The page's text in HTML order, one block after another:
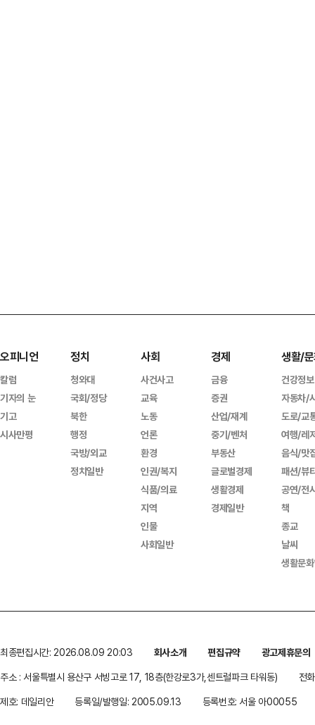
오피니언
칼럼
기자의 눈
기고
시사만평
정치
청와대
국회/정당
북한
행정
국방/외교
정치일반
사회
사건사고
교육
노동
언론
환경
인권/복지
식품/의료
지역
인물
사회일반
경제
금융
증권
산업/재계
중기/벤처
부동산
글로벌경제
생활경제
경제일반
생활/
건강정보
자동차/
도로/교
여행/레
음식/맛
패션/뷰
공연/전
책
종교
날씨
생활문
최종편집시간: 2026.08.09 20:03 회사소개 편집규약
광고제휴문의
주소 : 서울특별시 용산구 서빙고로 17, 18층(한강로3가,센트럴파크 타워동)
전
제호: 데일리안
등록일/발행일: 2005.09.13 등록번호: 서울 아00055